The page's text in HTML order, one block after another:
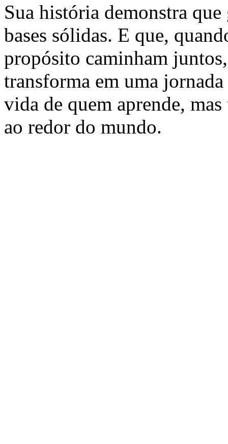
Sua história demonstra
bases sólidas. E que,
propósito caminham
transforma em uma
vida de quem aprende,
ao redor do mundo.